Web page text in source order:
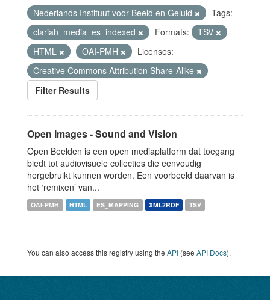
Nederlands Instituut voor Beeld en Geluid
Tags:
clariah_media_es_indexed
Formats:
TSV
HTML
OAI-PMH
Licenses:
Creative Commons Attribution Share-Alike
Filter Results
Open Images - Sound and Vision
Open Beelden is een open mediaplatform dat toegang
biedt tot audiovisuele collecties die eenvoudig
hergebruikt kunnen worden. Een voorbeeld daarvan is
het ‘remixen’ van...
OAI-PMH HTML ES_MAPPING XML2RDF TSV
You can also access this registry using the API (see API Docs).